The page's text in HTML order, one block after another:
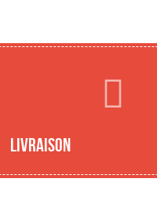
Livraison